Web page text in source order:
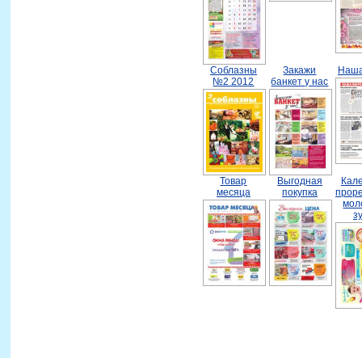
Соблазны
№2 2012
Закажи
банкет у нас
Товар
месяца
Выгодная
покупка